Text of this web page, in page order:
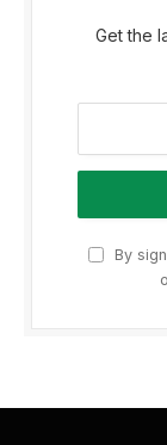
Get the
By